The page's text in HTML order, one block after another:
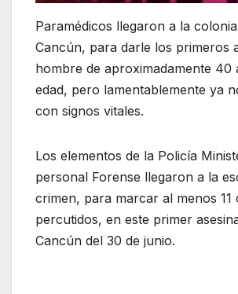
Paramédicos llegaron a la
Cancún, para darle los primeros
hombre de aproximadamente 40
edad, pero lamentablemente ya
con signos vitales.
Los elementos de la Policía
personal Forense llegaron a la
crimen, para marcar al menos 11
percutidos, en este primer
Cancún del 30 de junio.